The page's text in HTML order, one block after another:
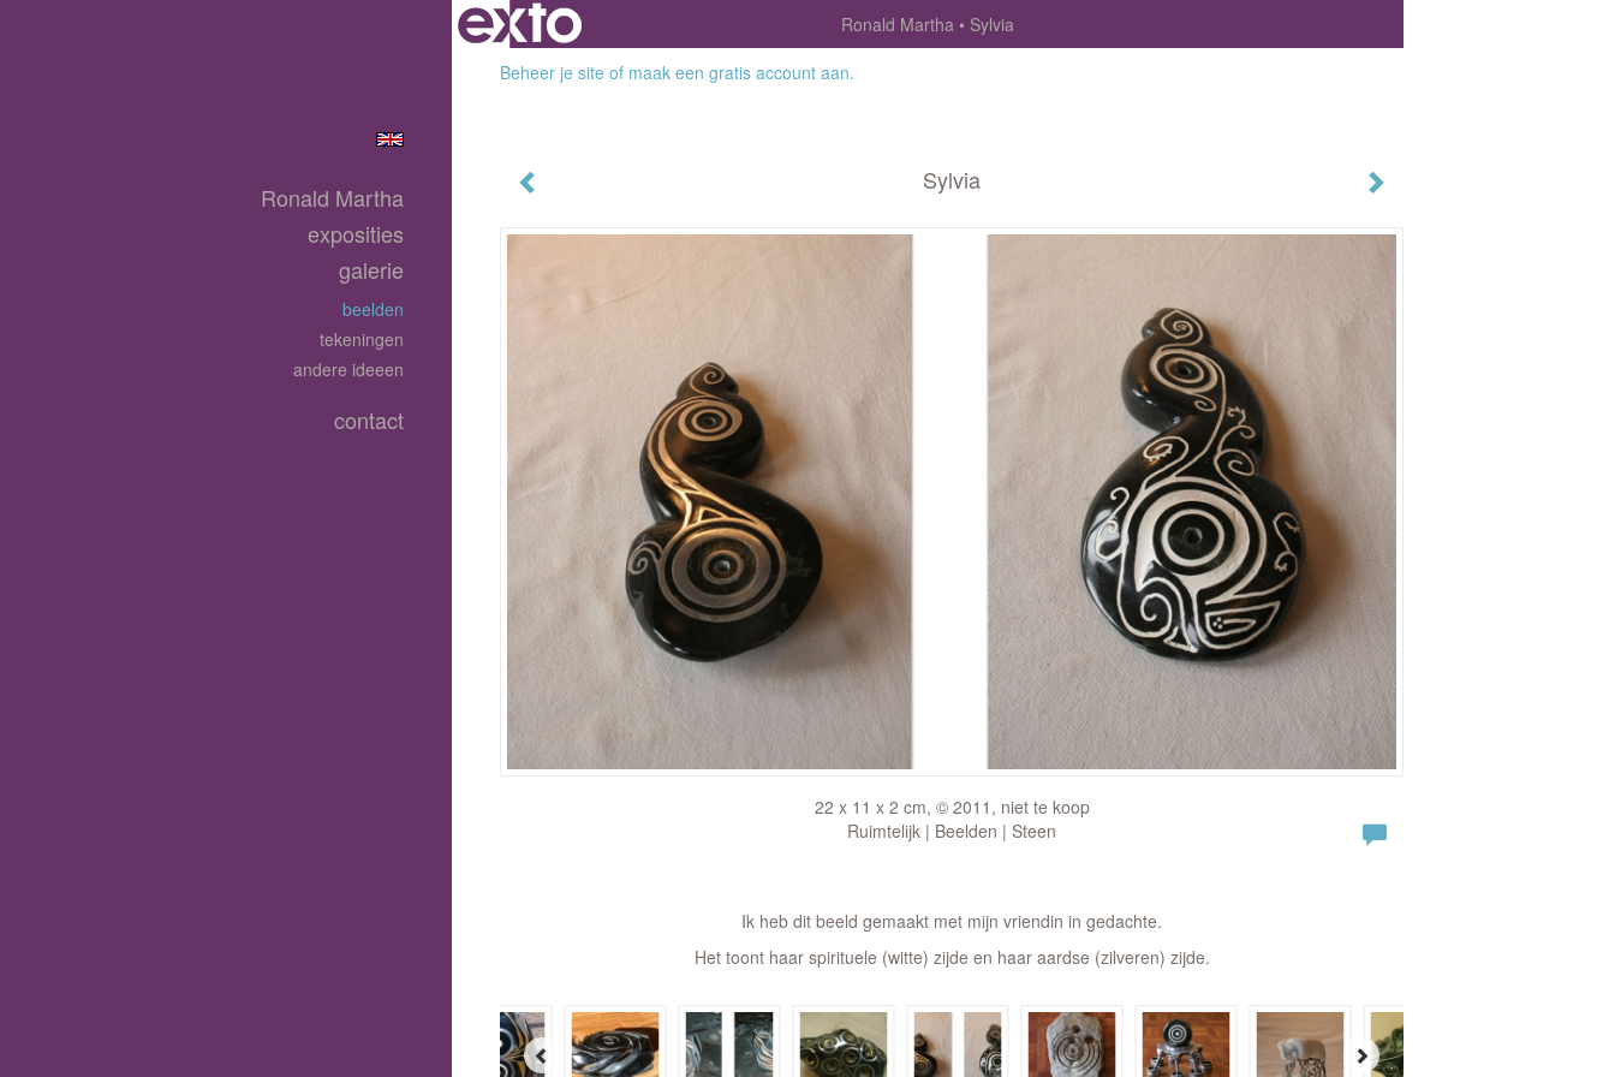
Ronald Martha
Sylvia
Beheer je site of maak een gratis account aan.
Sylvia
22 x 11 x 2 cm, © 2011, niet te koop
Ruimtelijk | Beelden | Steen
Ik heb dit beeld gemaakt met mijn vriendin in gedachte.
Het toont haar spirituele (witte) zijde en haar aardse (zilveren) zijde.
Ronald Martha
exposities
galerie
beelden
tekeningen
andere ideeen
contact